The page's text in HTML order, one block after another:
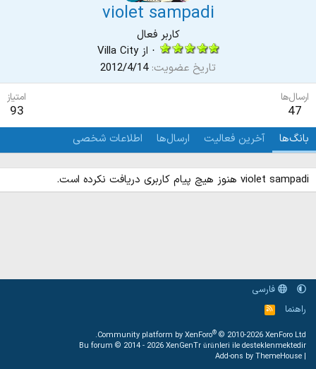
violet sampadi
کاربر فعال
· از Villa City
تاریخ عضویت 2012/4/14
ارسال‌ها
47
امتیاز
93
بانگ‌ها آخرین فعالیت ارسال‌ها اطلاعات شخصی
violet sampadi هنوز هیچ پیام کاربری دریافت نکرده است.
فارسی
راهنما
خ
و
ا
ک
Community platform by XenForo® © 2010-2026 XenForo Ltd.
Bu forum © 2014 - 2026XenGenTr ürünleri ile desteklenmektedir
|
Add-ons by ThemeHouse